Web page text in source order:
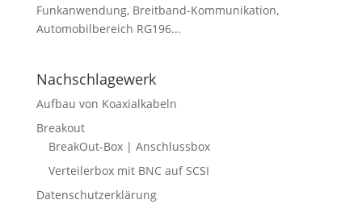
Funkanwendung, Breitband-Kommunikation,
Automobilbereich RG196...
Nachschlagewerk
Aufbau von Koaxialkabeln
Breakout
BreakOut-Box | Anschlussbox
Verteilerbox mit BNC auf SCSI
Datenschutzerklärung